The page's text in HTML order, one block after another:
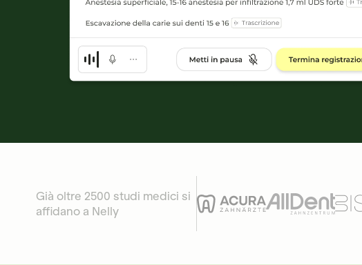
Già oltre 2500 studi medici si
affidano a Nelly